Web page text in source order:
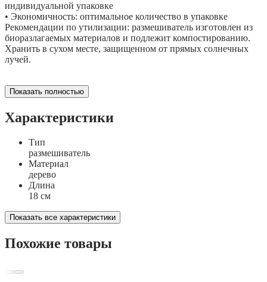
индивидуальной упаковке
• Экономичность: оптимальное количество в упаковке
Рекомендации по утилизации: размешиватель изготовлен из
биоразлагаемых материалов и подлежит компостированию.
Хранить в сухом месте, защищенном от прямых солнечных
лучей.
Показать полностью
Характеристики
Тип
размешиватель
Материал
дерево
Длина
18 см
Показать все характеристики
Похожие товары